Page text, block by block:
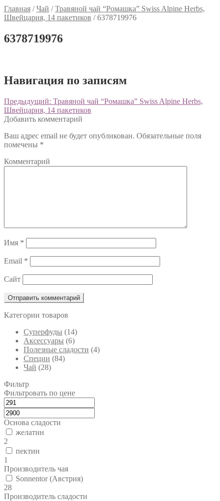
Главная /Чай /Травяной чай “Ромашка” Swiss Alpine Herbs,
Швейцария, 14 пакетиков /6378719976
6378719976
Навигация по записям
Предыдущий: Травяной чай “Ромашка” Swiss Alpine Herbs,
Швейцария, 14 пакетиков
Добавить комментарий
Ваш адрес email не будет опубликован. Обязательные поля
помечены *
Комментарий
Имя *
Email *
Сайт
Категории товаров
Cуперфуды (14)
Аксессуары (6)
Полезные сладости (4)
Специи (84)
Чай (28)
Фильтр
Фильтровать по цене
Основа сладости
желатин
2
пектин
1
Производитель чая
Sonnentor (Австрия)
28
Производитель сладости